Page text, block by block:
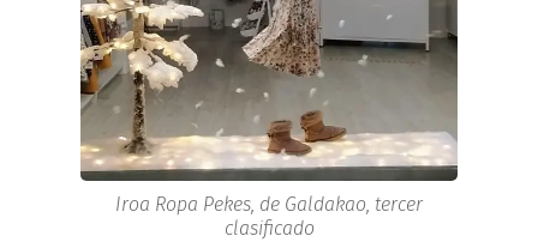
Iroa Ropa Pekes, de Galdakao, tercer
clasificado